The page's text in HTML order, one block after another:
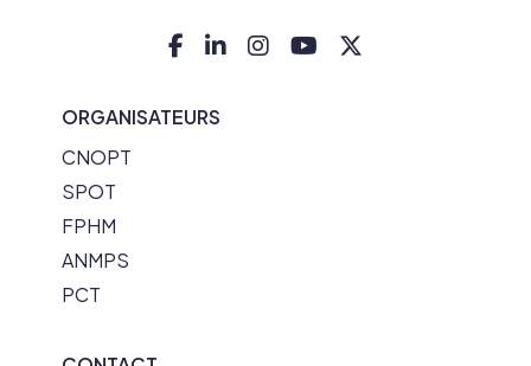
ORGANISATEURS
CNOPT
SPOT
FPHM
ANMPS
PCT